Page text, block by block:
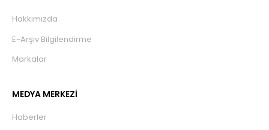
Hakkımızda
E-Arşiv Bilgilendirme
Markalar
MEDYA MERKEZİ
Haberler